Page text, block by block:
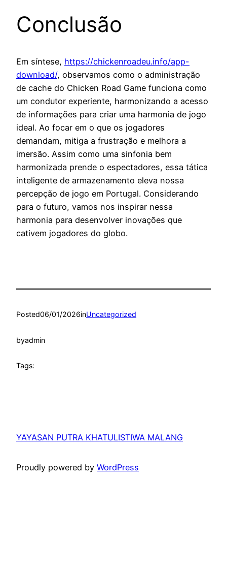
Conclusão
Em síntese, https://chickenroadeu.info/app-
download/, observamos como o administração
de cache do Chicken Road Game funciona como
um condutor experiente, harmonizando a acesso
de informações para criar uma harmonia de jogo
ideal. Ao focar em o que os jogadores
demandam, mitiga a frustração e melhora a
imersão. Assim como uma sinfonia bem
harmonizada prende o espectadores, essa tática
inteligente de armazenamento eleva nossa
percepção de jogo em Portugal. Considerando
para o futuro, vamos nos inspirar nessa
harmonia para desenvolver inovações que
cativem jogadores do globo.
Posted06/01/2026inUncategorized
byadmin
Tags:
YAYASAN PUTRA KHATULISTIWA MALANG
Proudly powered by WordPress